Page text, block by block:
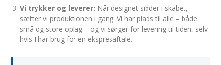
Vi trykker og leverer: Når designet sidder i skabet,
sætter vi produktionen i gang. Vi har plads til alle – både
små og store oplag – og vi sørger for levering til tiden, selv
hvis I har brug for en ekspresaftale.